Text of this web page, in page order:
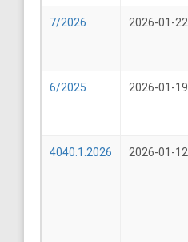
7/2026 2026-01-22
6/2025 2026-01-19
4040.1.2026 2026-01-12